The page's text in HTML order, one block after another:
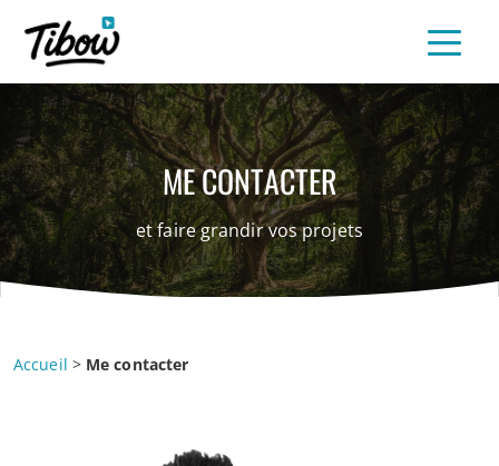
ME CONTACTER
et faire grandir vos projets
Accueil > Me contacter